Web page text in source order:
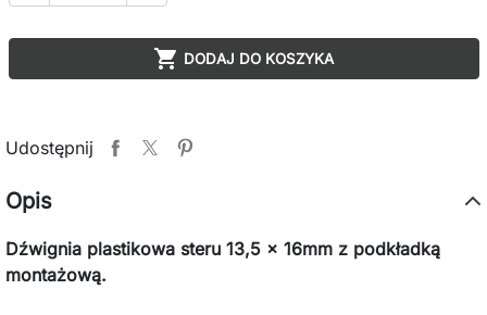
 DODAJ DO KOSZYKA
Udostępnij
Opis
Dźwignia plastikowa steru 13,5 x 16mm z podkładką
montażową.